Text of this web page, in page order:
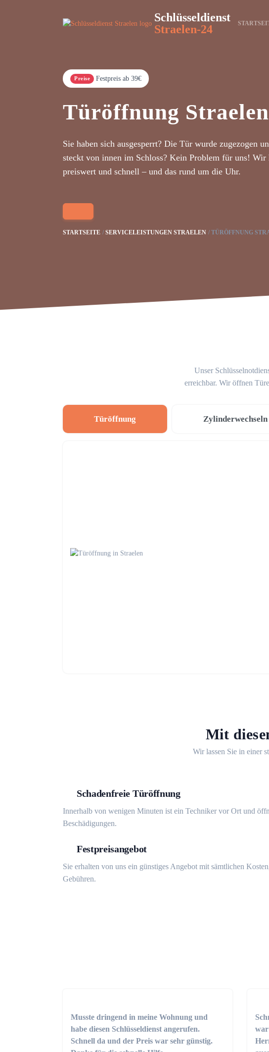
Schlüsseldienst
Straelen-24
Preise Festpreis ab 39€
Türöffnung Straelen
Sie haben sich ausgesperrt? Die Tür wurde zugezogen
steckt von innen im Schloss? Kein Problem für uns! Wir
preiswert und schnell – und das rund um die Uhr.
STARTSEITE SERVICELEISTUNGEN STRAELEN TÜRÖFFNUNG
Unser
erreichbar. Wir öffnen
Türöffnung Zylinderwechseln
Mit
Wir lassen Sie in einer
Schadenfreie Türöffnung
Innerhalb von wenigen Minuten ist ein Techniker vor Ort und
Beschädigungen.
Festpreisangebot
Sie erhalten von uns ein günstiges Angebot mit sämtlichen
Gebühren.
Musste dringend in meine Wohnung und
habe diesen Schlüsseldienst angerufen.
Schnell da und der Preis war sehr günstig.